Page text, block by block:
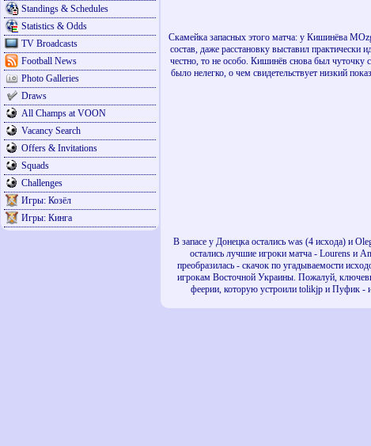
Standings & Schedules
Statistics & Odds
TV Broadcasts
Football News
Photo Galleries
Draws
All Champs at VOON
Vacancy Search
Offers & Invitations
Squads
Challenges
Игры: Козёл
Игры: Кинга
Скамейка запасных этого матча: у Кишинёва
состав, даже расстановку выставил
честно, то не особо. Кишинёв снова был чуточку
было нелегко, о чем свидетельствует низкий
В запасе у Донецка остались was (4 исхода) и
остались лучшие игроки матча - Lourens и
преобразилась - скачок по угадываемости
игрокам Восточной Украины. Пожалуй,
феерии, которую устроили tolikjp и Пуфик -